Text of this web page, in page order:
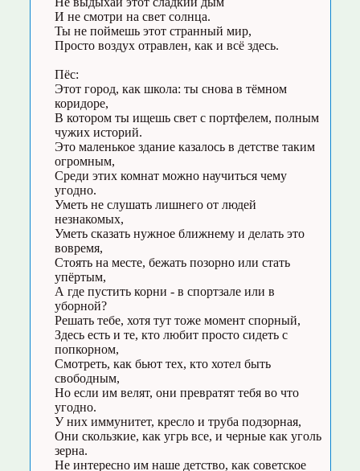
И не смотри на свет солнца.
Ты не поймешь этот странный мир,
Просто воздух отравлен, как и всё здесь.
Пёс:
Этот город, как школа: ты снова в тёмном
коридоре,
В котором ты ищешь свет с портфелем, полным
чужих историй.
Это маленькое здание казалось в детстве таким
огромным,
Среди этих комнат можно научиться чему
угодно.
Уметь не слушать лишнего от людей
незнакомых,
Уметь сказать нужное ближнему и делать это
вовремя,
Стоять на месте, бежать позорно или стать
упёртым,
А где пустить корни - в спортзале или в
уборной?
Решать тебе, хотя тут тоже момент спорный,
Здесь есть и те, кто любит просто сидеть с
попкорном,
Смотреть, как бьют тех, кто хотел быть
свободным,
Но если им велят, они превратят тебя во что
угодно.
У них иммунитет, кресло и труба подзорная,
Они скользкие, как угрь все, и черные как уголь
зерна.
Не интересно им наше детство, как советское